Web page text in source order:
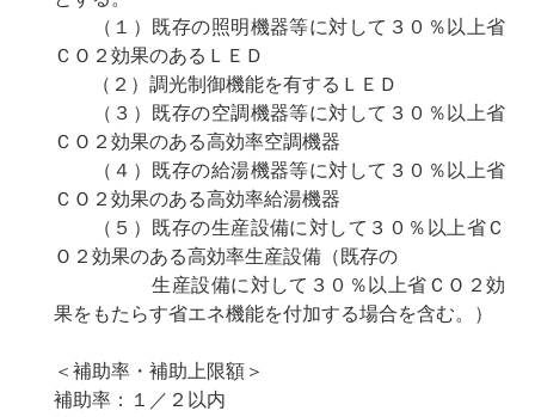
（１）既存の照明機器等に対して３０％以上省
ＣＯ２効果のあるＬＥＤ
（２）調光制御機能を有するＬＥＤ
（３）既存の空調機器等に対して３０％以上省
ＣＯ２効果のある高効率空調機器
（４）既存の給湯機器等に対して３０％以上省
ＣＯ２効果のある高効率給湯機器
（５）既存の生産設備に対して３０％以上省Ｃ
Ｏ２効果のある高効率生産設備（既存の
生産設備に対して３０％以上省ＣＯ２効
果をもたらす省エネ機能を付加する場合を含む。）
＜補助率・補助上限額＞
補助率：１／２以内